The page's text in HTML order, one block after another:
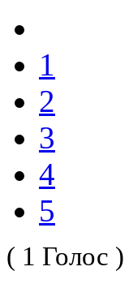
1
2
3
4
5
( 1 Голос )